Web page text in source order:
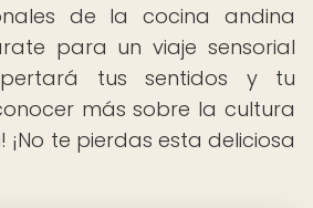
de la cocina andina
para un viaje sensorial
tus sentidos y tu
más sobre la cultura
¡No te pierdas esta deliciosa